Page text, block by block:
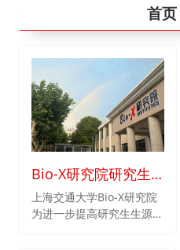
首页
Bio-X研究院研究生
招生夏令营报名开始
啦
上海交通大学Bio-X研究院
为进一步提高研究生生源质